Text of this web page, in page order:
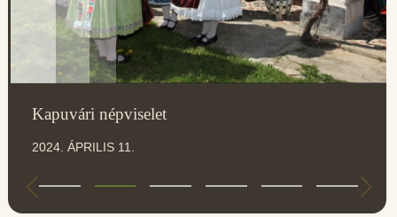
Kapuvári népviselet
2024. ÁPRILIS 11.